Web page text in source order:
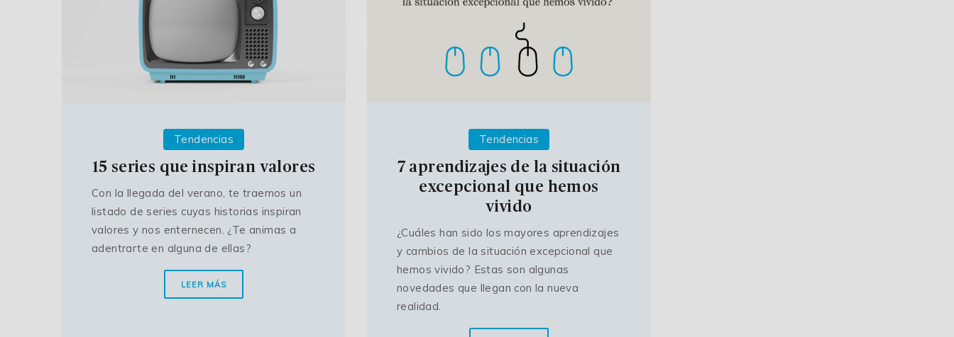
Tendencias
15 series que inspiran valores
Con la llegada del verano, te traemos un
listado de series cuyas historias inspiran
valores y nos enternecen. ¿Te animas a
adentrarte en alguna de ellas?
LEER MÁS
Tendencias
7 aprendizajes de la situación
excepcional que hemos
vivido
¿Cuáles han sido los mayores aprendizajes
y cambios de la situación excepcional que
hemos vivido? Estas son algunas
novedades que llegan con la nueva
realidad.